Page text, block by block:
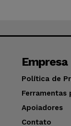
Empresa
Política de
Ferramentas
Apoiadores
Contato